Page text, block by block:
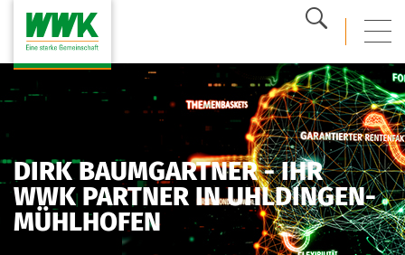
Suche
DIRK BAUMGARTNER - IHR
WWK PARTNER IN UHLDINGEN-
MÜHLHOFEN